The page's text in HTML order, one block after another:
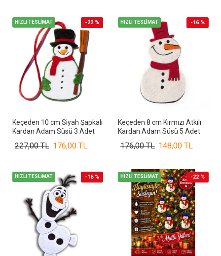
HIZLI TESLİMAT -22 %
Keçeden 10 cm Siyah Şapkalı
Kardan Adam Süsü 3 Adet
176,00 TL
227,00 TL
HIZLI TESLİMAT -16 %
Keçeden 8 cm Kırmızı Atkılı
Kardan Adam Süsü 5 Adet
148,00 TL
176,00 TL
HIZLI TESLİMAT -16 % HIZLI TESLİMAT -22 %